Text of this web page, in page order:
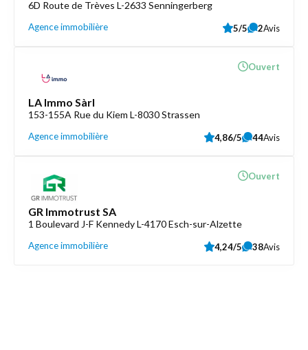
6D Route de Trèves L-2633 Senningerberg
Agence immobilière 5/5 2Avis
LA Immo Sàrl
153-155A Rue du Kiem L-8030 Strassen
Agence immobilière
Ouvert
4,86/5 44Avis
GR Immotrust SA
1 Boulevard J-F Kennedy L-4170 Esch-sur-Alzette
Agence immobilière
Ouvert
4,24/5 38Avis